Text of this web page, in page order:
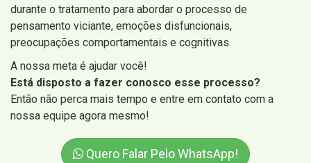
durante o tratamento para abordar o processo de
pensamento viciante, emoções disfuncionais,
preocupações comportamentais e cognitivas.
A nossa meta é ajudar você!
Está disposto a fazer conosco esse processo?
Então não perca mais tempo e entre em contato com a
nossa equipe agora mesmo!
Quero Falar Pelo WhatsApp!